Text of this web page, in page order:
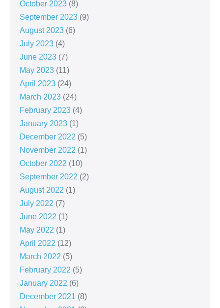
October 2023 (8)
September 2023 (9)
August 2023 (6)
July 2023 (4)
June 2023 (7)
May 2023 (11)
April 2023 (24)
March 2023 (24)
February 2023 (4)
January 2023 (1)
December 2022 (5)
November 2022 (1)
October 2022 (10)
September 2022 (2)
August 2022 (1)
July 2022 (7)
June 2022 (1)
May 2022 (1)
April 2022 (12)
March 2022 (5)
February 2022 (5)
January 2022 (6)
December 2021 (8)